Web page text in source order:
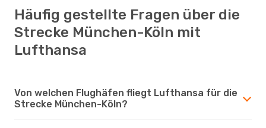
Häufig gestellte Fragen über die
Strecke München-Köln mit
Lufthansa
Von welchen Flughäfen fliegt Lufthansa für die
Strecke München-Köln?